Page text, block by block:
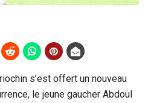
s’est offert un nouveau
le jeune gaucher Abdoul